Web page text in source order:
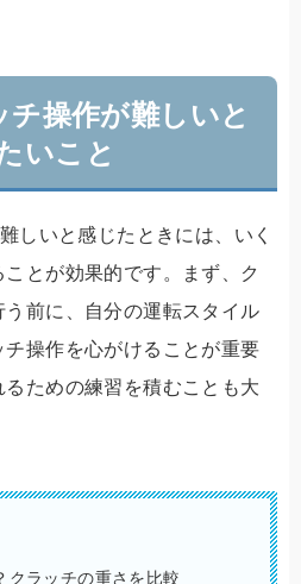
操作が難しいと
いこと
しいと感じたときには、いく
とが効果的です。まず、ク
前に、自分の運転スタイル
操作を心がけることが重要
ための練習を積むことも大
クラッチの重さを比較